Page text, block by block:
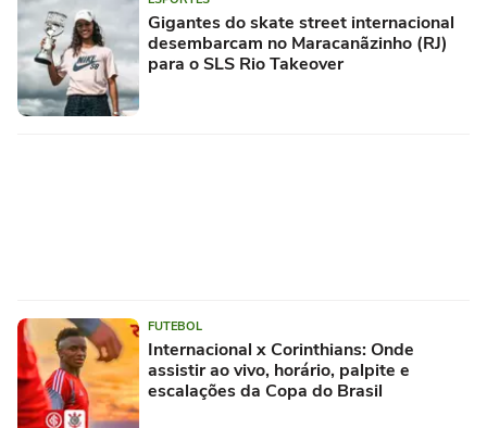
Gigantes do skate street internacional
desembarcam no Maracanãzinho (RJ)
para o SLS Rio Takeover
FUTEBOL
Internacional x Corinthians: Onde
assistir ao vivo, horário, palpite e
escalações da Copa do Brasil